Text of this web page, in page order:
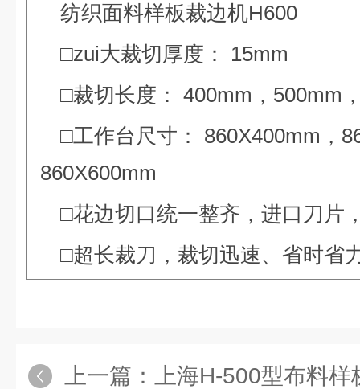
纺织面料样板裁边机H600
□zui大裁切厚度： 15mm
□裁切长度： 400mm，500mm
□工作台尺寸： 860X400mm，
860X600mm
□花边切口统一整齐，进口刀片
□超长裁刀，裁切迅速、省时省
上一篇： 上海H-500型布料